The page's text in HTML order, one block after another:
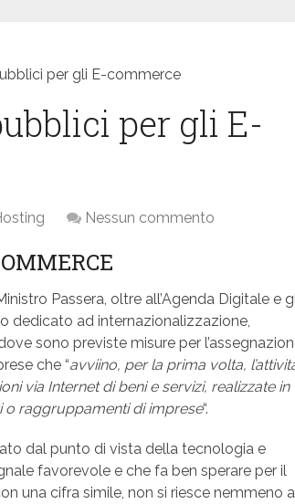
per gli E-commerce
per gli E-
Nessun commento
Passera, oltre all’Agenda Digitale e
dedicato ad internazionalizzazione,
sono previste misure per
che “avviino, per la prima volta,
via Internet di beni e servizi, realizzate in
raggruppamenti di imprese“.
dal punto di vista della tecnologia e
favorevole e che fa ben sperare per il
una cifra simile, non si riesce nemmeno a